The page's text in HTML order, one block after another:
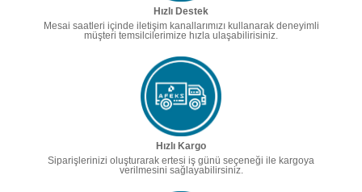
Hızlı Destek
Mesai saatleri içinde iletişim kanallarımızı kullanarak deneyimli
müşteri temsilcilerimize hızla ulaşabilirisiniz.
Hızlı Kargo
Siparişlerinizi oluşturarak ertesi iş günü seçeneği ile kargoya
verilmesini sağlayabilirsiniz.